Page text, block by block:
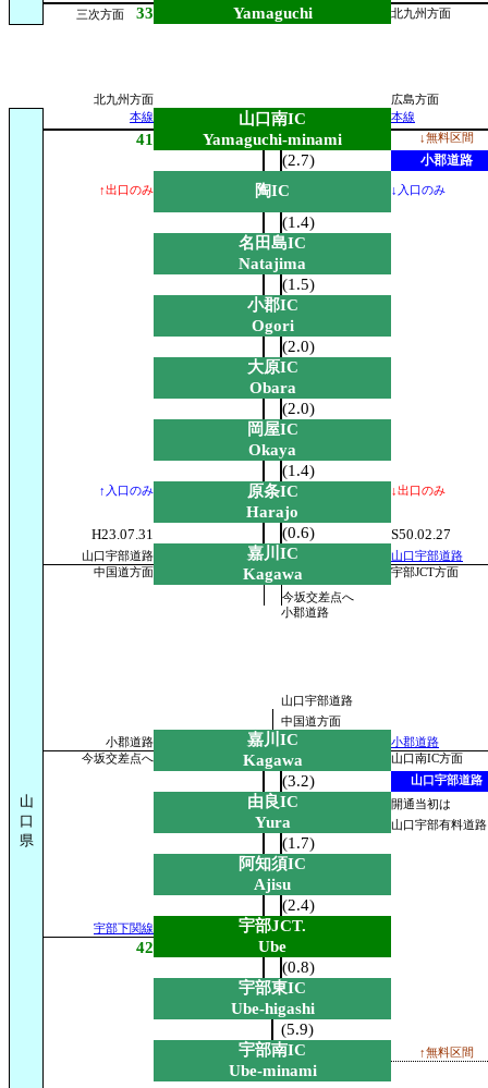
三次方面 33 Yamaguchi 北九州方面
北九州方面 広島方面
山
口
県
本線 山口南IC 本線
41 Yamaguchi-minami ↓無料区間
(2.7) 小郡道路
↑出口のみ 陶IC ↓入口のみ
(1.4)
名田島IC
Natajima
(1.5)
小郡IC
Ogori
(2.0)
大原IC
Obara
(2.0)
岡屋IC
Okaya
(1.4)
↑入口のみ 原条IC ↓出口のみ
Harajo
H23.07.31 (0.6) S50.02.27
山口宇部道路 嘉川IC
山口宇部道路
中国道方面
Kagawa 宇部JCT方面
今坂交差点へ
小郡道路
山口宇部道路
中国道方面
小郡道路
嘉川IC
小郡道路
今坂交差点へ
Kagawa 山口南IC方面
(3.2) 山口宇部道路
由良IC 開通当初は
Yura 山口宇部有料道路
(1.7)
阿知須IC
Ajisu
(2.4)
宇部下関線
宇部JCT.
42
Ube
(0.8)
宇部東IC
Ube-higashi
(5.9)
宇部南IC
↑無料区間
Ube-minami